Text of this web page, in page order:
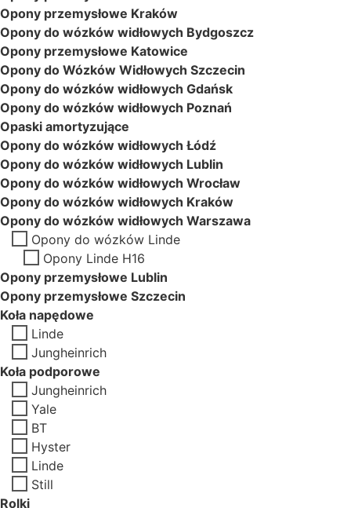
Opony przemysłowe Kraków
Opony do wózków widłowych Bydgoszcz
Opony przemysłowe Katowice
Opony do Wózków Widłowych Szczecin
Opony do wózków widłowych Gdańsk
Opony do wózków widłowych Poznań
Opaski amortyzujące
Opony do wózków widłowych Łódź
Opony do wózków widłowych Lublin
Opony do wózków widłowych Wrocław
Opony do wózków widłowych Kraków
Opony do wózków widłowych Warszawa
Opony do wózków Linde
Opony Linde H16
Opony przemysłowe Lublin
Opony przemysłowe Szczecin
Koła napędowe
Linde
Jungheinrich
Koła podporowe
Jungheinrich
Yale
BT
Hyster
Linde
Still
Rolki